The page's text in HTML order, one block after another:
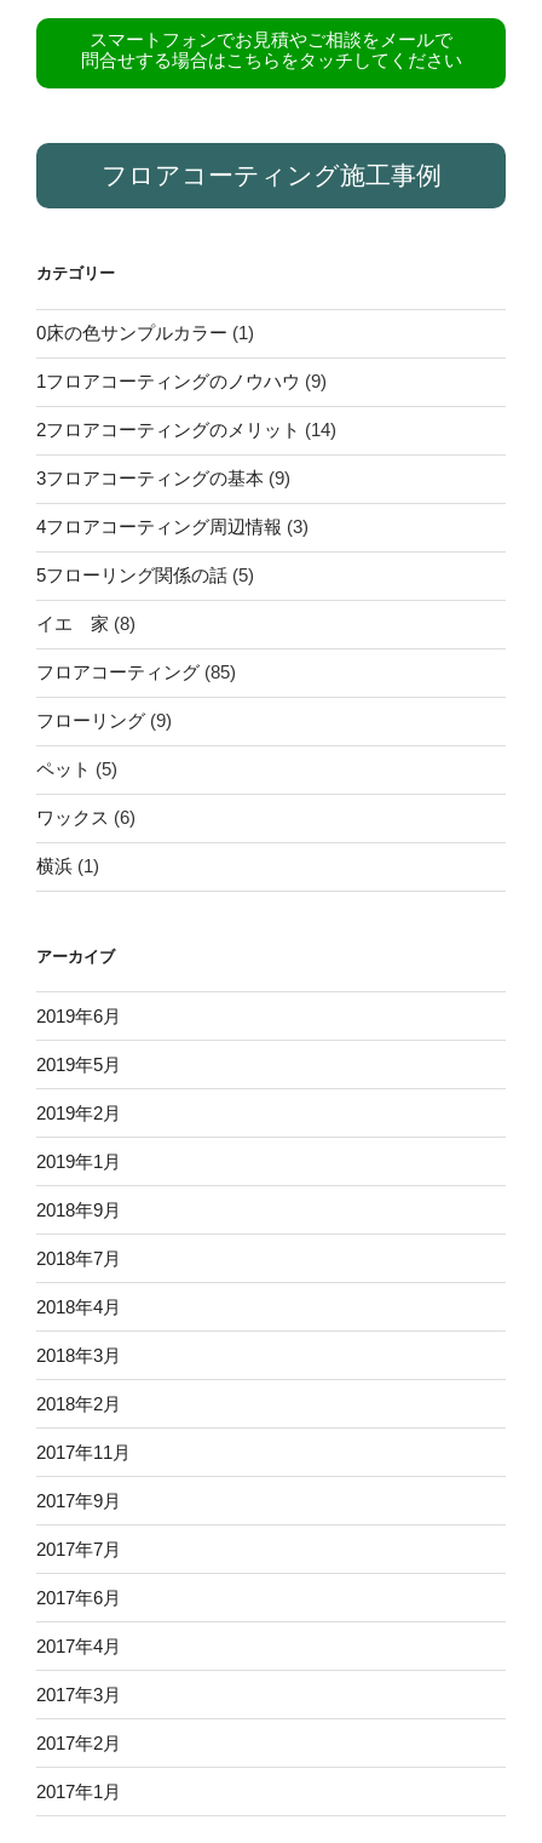
スマートフォンでお見積やご相談をメールで
問合せする場合はこちらをタッチしてください
フロアコーティング施工事例
カテゴリー
0床の色サンプルカラー (1)
1フロアコーティングのノウハウ (9)
2フロアコーティングのメリット (14)
3フロアコーティングの基本 (9)
4フロアコーティング周辺情報 (3)
5フローリング関係の話 (5)
イエ 家 (8)
フロアコーティング (85)
フローリング (9)
ペット (5)
ワックス (6)
横浜 (1)
アーカイブ
2019年6月
2019年5月
2019年2月
2019年1月
2018年9月
2018年7月
2018年4月
2018年3月
2018年2月
2017年11月
2017年9月
2017年7月
2017年6月
2017年4月
2017年3月
2017年2月
2017年1月